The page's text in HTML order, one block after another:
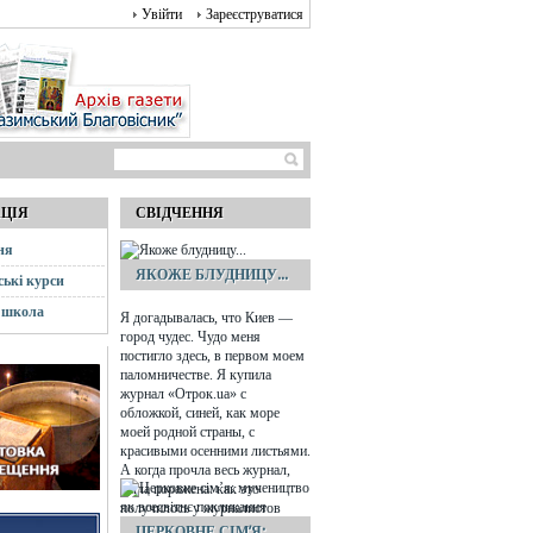
Увійти Зареєструватися
курси
школа
СВІДЧЕННЯ
ЯКОЖЕ БЛУДНИЦУ...
Я догадывалась, что Киев —
город чудес. Чудо меня
постигло здесь, в первом моем
паломничестве. Я купила
журнал «Отрок.ua» с
обложкой, синей, как море
моей родной страны, с
красивыми осенними листьями.
А когда прочла весь журнал,
была поражена: как это
получилось у журналистов
сделать номер специально для